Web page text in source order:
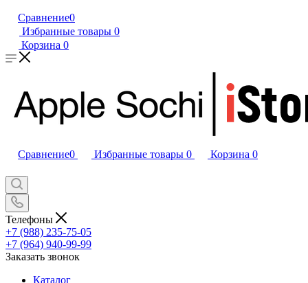
Сравнение0
Избранные товары 0
Корзина 0
Сравнение0 Избранные товары 0 Корзина 0
Телефоны
+7 (988) 235-75-05
+7 (964) 940-99-99
Заказать звонок
Каталог